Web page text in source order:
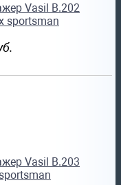
Vasil B.202
sportsman
Vasil B.203